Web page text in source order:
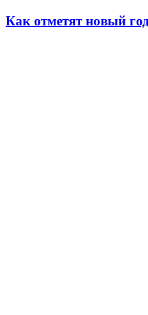
Как отметят новый